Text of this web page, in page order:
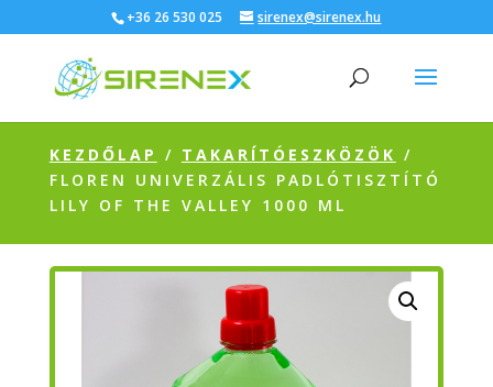
+36 26 530 025 sirenex@sirenex.hu
KEZDŐLAP / TAKARÍTÓESZKÖZÖK /
FLOREN UNIVERZÁLIS PADLÓTISZTÍTÓ
LILY OF THE VALLEY 1000 ML